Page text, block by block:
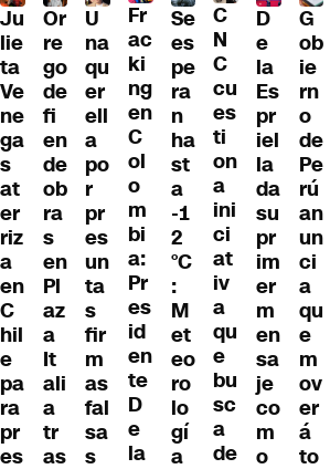
Ju
lie
ta
Ve
ne
ga
s
at
er
riz
a
en
C
hil
e
pa
ra
pr
es
Or
re
go
de
fi
en
de
ob
ra
s
en
Pl
az
a
It
ali
a
tr
as
U
na
qu
er
ell
a
po
r
pr
es
un
ta
s
fir
m
as
fal
sa
s
Fr
ac
ki
ng
en
C
ol
o
m
bi
a:
Pr
es
id
en
te
D
e
la
Se
es
pe
ra
n
ha
st
a
-1
2
°C
:
M
et
eo
ro
lo
gí
a
C
N
C
cu
es
ti
on
a
ini
ci
at
iv
a
qu
e
bu
sc
a
de
D
e
la
Es
pr
iel
la
da
su
pr
im
er
m
en
sa
je
co
m
o
G
ob
ie
rn
o
de
Pe
rú
an
un
ci
a
qu
e
m
ov
er
á
to